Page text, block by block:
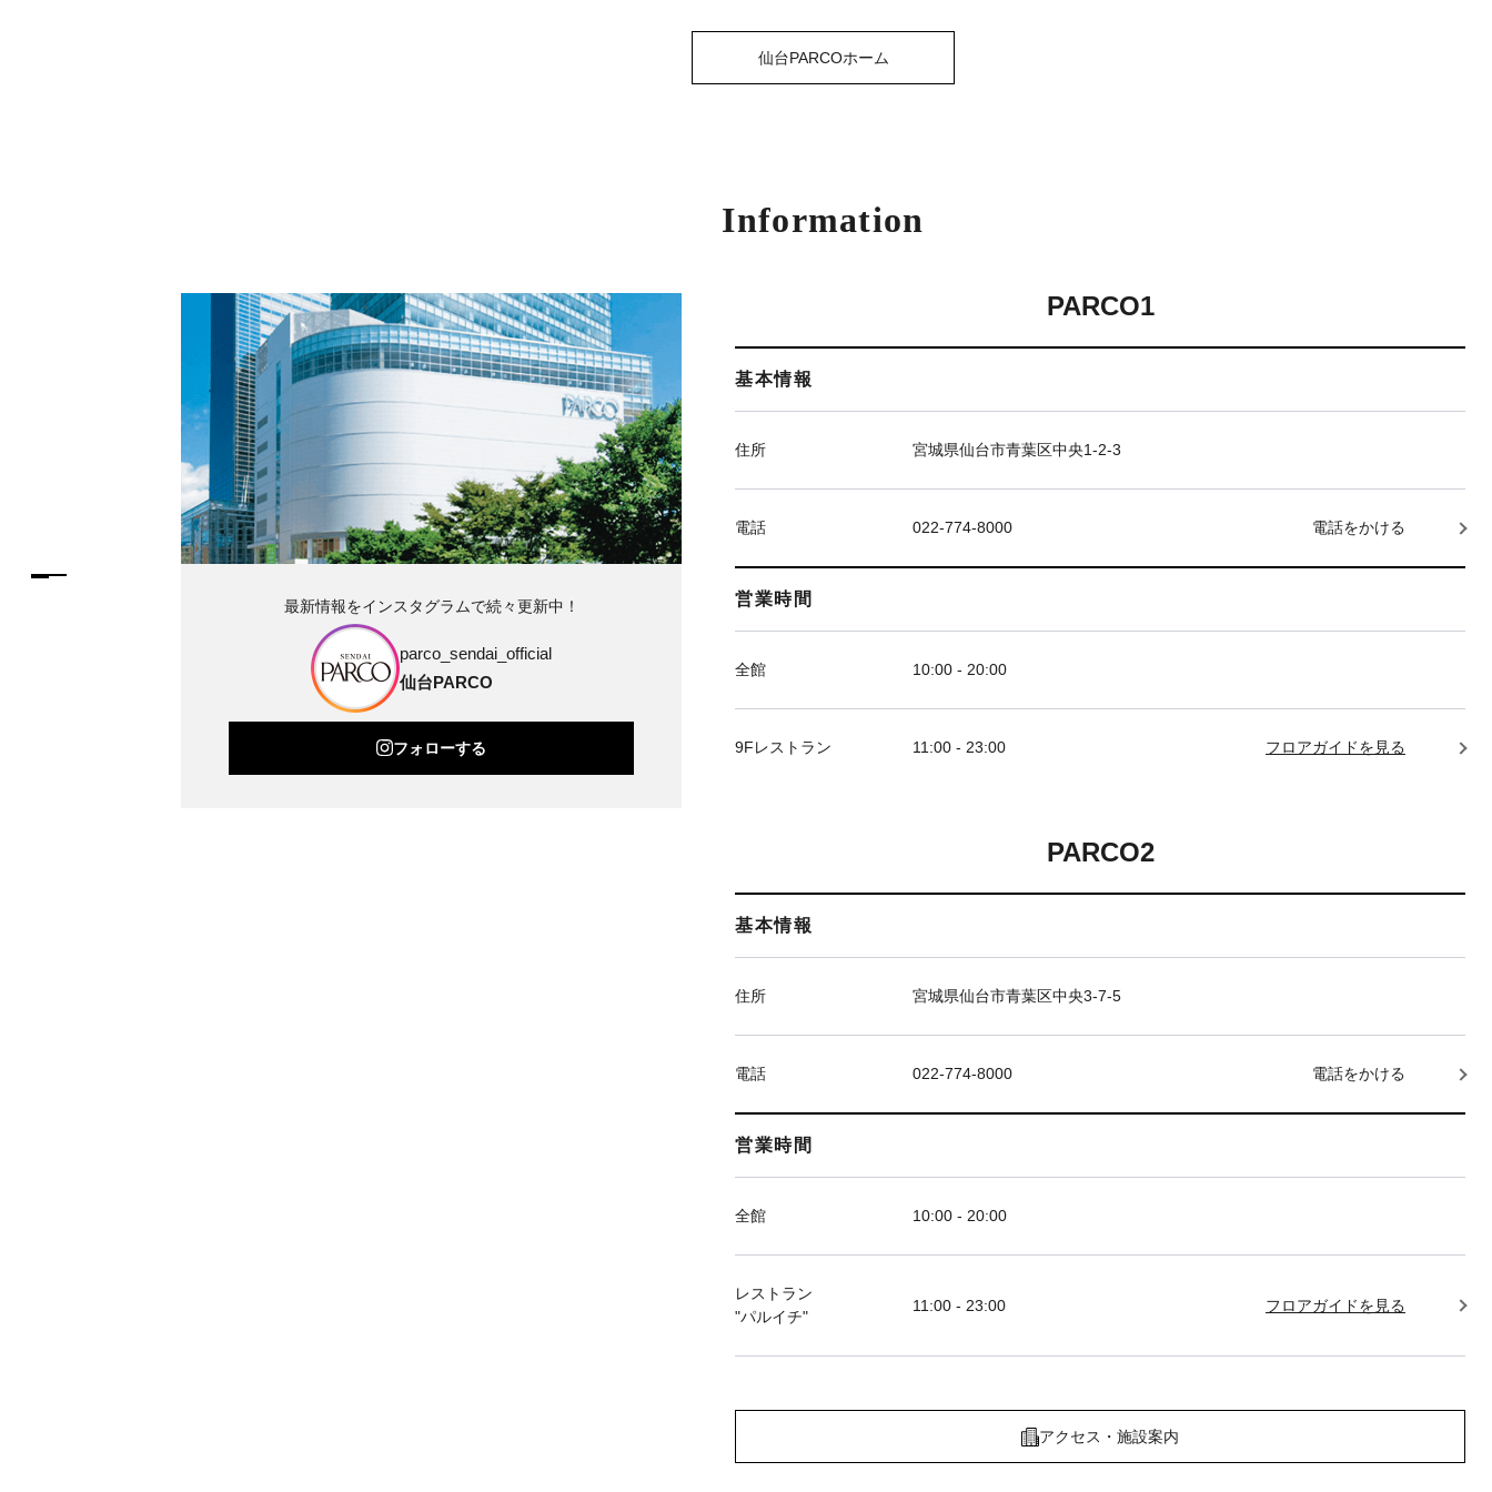
仙台PARCOホーム
Information
PARCO1
基本情報
住所 宮城県仙台市青葉区中央1-2-3
電話 022-774-8000 電話をかける
営業時間
全館 10:00 - 20:00
9Fレストラン 11:00 - 23:00 フロアガイドを見る
PARCO2
基本情報
住所 宮城県仙台市青葉区中央3-7-5
電話 022-774-8000 電話をかける
営業時間
全館 10:00 - 20:00
レストラン
"パルイチ"
11:00 - 23:00 フロアガイドを見る
アクセス・施設案内
最新情報をインスタグラムで続々更新中！
parco_sendai_official
仙台PARCO
フォローする